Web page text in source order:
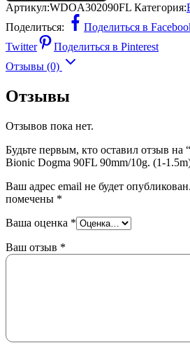
Артикул:WDOA302090FL Категория:
Поделиться:
Поделиться в
Twitter
Поделиться в Pinterest
Отзывы (0)
Отзывы
Отзывов пока нет.
Будьте первым, кто оставил отзыв
Bionic Dogma 90FL 90mm/10g. (1-
Ваш адрес email не будет опубликован.
помечены *
Ваша оценка *
Ваш отзыв *